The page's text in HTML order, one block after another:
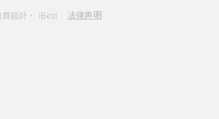
頁設計 ‧ iBest 法律声明